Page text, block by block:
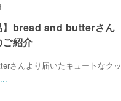
】bread and butterさ
紹介
さんより届いたキュートなク
...